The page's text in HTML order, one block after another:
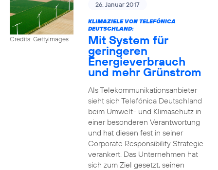
Credits: Gettyimages
26. Januar 2017
KLIMAZIELE VON TELEFÓNICA
DEUTSCHLAND:
Mit System für
geringeren
Energieverbrauch
und mehr Grünstrom
Als Telekommunikationsanbieter
sieht sich Telefónica Deutschland
beim Umwelt- und Klimaschutz in
einer besonderen Verantwortung
und hat diesen fest in seiner
Corporate Responsibility Strategie
verankert. Das Unternehmen hat
sich zum Ziel gesetzt, seinen